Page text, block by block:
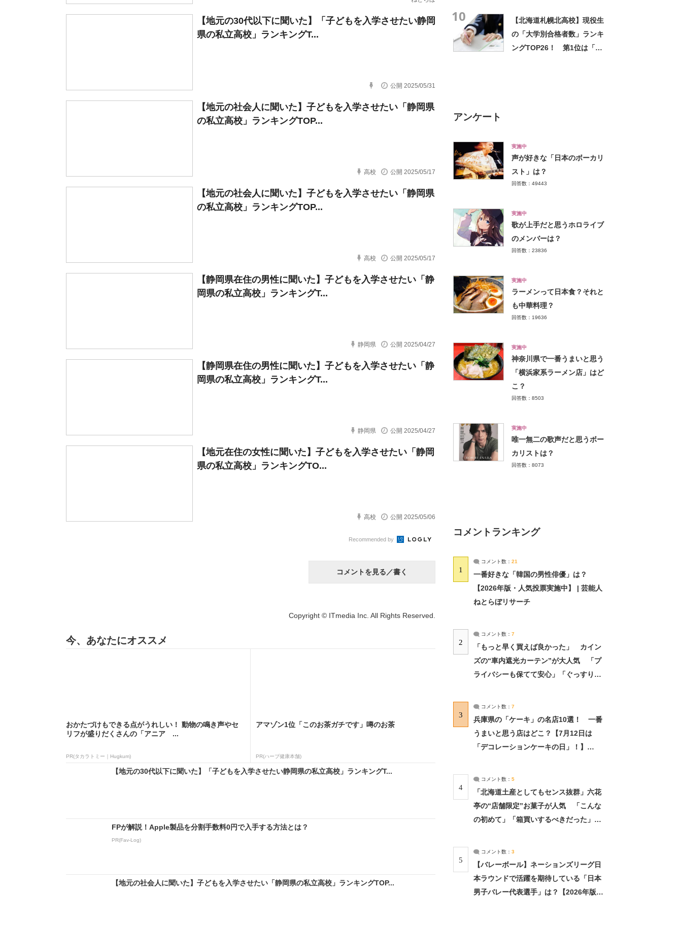
【地元の30代以下に聞いた】「子どもを入学させたい静岡
県の私立高校」ランキングT...
公開 2025/05/31
【地元の社会人に聞いた】子どもを入学させたい「静岡県
の私立高校」ランキングTOP...
高校 公開 2025/05/17
【地元の社会人に聞いた】子どもを入学させたい「静岡県
の私立高校」ランキングTOP...
高校 公開 2025/05/17
【静岡県在住の男性に聞いた】子どもを入学させたい「静
岡県の私立高校」ランキングT...
静岡県 公開 2025/04/27
【静岡県在住の男性に聞いた】子どもを入学させたい「静
岡県の私立高校」ランキングT...
静岡県 公開 2025/04/27
【地元在住の女性に聞いた】子どもを入学させたい「静岡
県の私立高校」ランキングTO...
高校 公開 2025/05/06
Recommended by
コメントを見る／書く
Copyright © ITmedia Inc. All Rights Reserved.
今、あなたにオススメ
おかたづけもできる点がうれしい！ 動物の鳴き声やセ
リフが盛りだくさんの「アニア ...
PR(タカラトミー｜Hugkum)
アマゾン1位「このお茶ガチです」噂のお茶
PR(ハーブ健康本舗)
【地元の30代以下に聞いた】「子どもを入学させたい静岡県の私立高校」ランキングT...
FPが解説！Apple製品を分割手数料0円で入手する方法とは？
PR(Fav-Log)
【地元の社会人に聞いた】子どもを入学させたい「静岡県の私立高校」ランキングTOP...
10
【北海道札幌北高校】現役生
の「大学別合格者数」ランキ
ングTOP26！ 第1位は「北
アンケート
実施中
声が好きな「日本のボーカリ
スト」は？
回答数：49443
実施中
歌が上手だと思うホロライブ
のメンバーは？
回答数：23836
実施中
ラーメンって日本食？それと
も中華料理？
回答数：19636
実施中
神奈川県で一番うまいと思う
「横浜家系ラーメン店」はど
こ？
回答数：8503
実施中
唯一無二の歌声だと思うボー
カリストは？
回答数：8073
コメントランキング
1
コメント数： 21
一番好きな「韓国の男性俳優」は？
【2026年版・人気投票実施中】 | 芸能人
ねとらぼリサーチ
2
コメント数： 7
「もっと早く買えば良かった」 カイン
ズの“車内遮光カーテン”が大人気 「プ
ライバシーも保てて安心」「ぐっすり眠
3
コメント数： 7
兵庫県の「ケーキ」の名店10選！ 一番
うまいと思う店はどこ？【7月12日は
「デコレーションケーキの日」！】
4
コメント数： 5
「北海道土産としてもセンス抜群」六花
亭の“店舗限定”お菓子が人気 「こんな
の初めて」「箱買いするべきだった」
5
コメント数： 3
【バレーボール】ネーションズリーグ日
本ラウンドで活躍を期待している「日本
男子バレー代表選手」は？【2026年版・